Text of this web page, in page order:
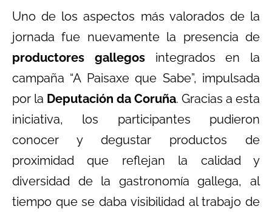
Uno de los aspectos más valorados de la
jornada fue nuevamente la presencia de
productores gallegosintegrados en la
campaña “A Paisaxe que Sabe”, impulsada
por la Deputación da Coruña. Gracias a esta
iniciativa, los participantes pudieron
conocer y degustar productos de
proximidad que reflejan la calidad y
diversidad de la gastronomía gallega, al
tiempo que se daba visibilidad al trabajo de